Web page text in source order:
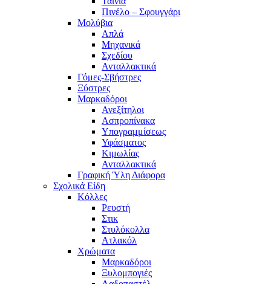
Πινέλο – Σφουγγάρι
Μολύβια
Απλά
Μηχανικά
Σχεδίου
Ανταλλακτικά
Γόμες-Σβήστρες
Ξύστρες
Μαρκαδόροι
Ανεξίτηλοι
Ασπροπίνακα
Υπογραμμίσεως
Υφάσματος
Κιμωλίας
Ανταλλακτικά
Γραφική Ύλη Διάφορα
Σχολικά Είδη
Κόλλες
Ρευστή
Στικ
Στυλόκολλα
Ατλακόλ
Χρώματα
Μαρκαδόροι
Ξυλομπογιές